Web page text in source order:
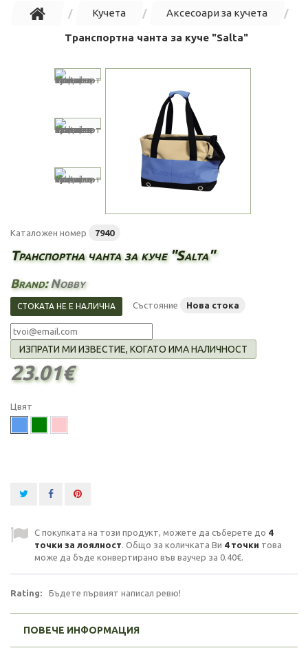
Кучета Аксесоари за кучета
Транспортна чанта за куче "Salta"
Каталожен номер 7940
Транспортна чанта за куче "Salta"
Brand:Nobby
СТОКАТА НЕ Е НАЛИЧНА Състояние Нова стока
ИЗПРАТИ МИ ИЗВЕСТИЕ, КОГАТО ИМА НАЛИЧНОСТ
23.01€
Цвят
С покупката на този продукт, можете да съберете до 4
точки за лоялност. Общо за количката Ви 4точки това
може да бъде конвертирано във ваучер за 0.40€.
Rating: Бъдете първият написал ревю!
ПОВЕЧЕ ИНФОРМАЦИЯ